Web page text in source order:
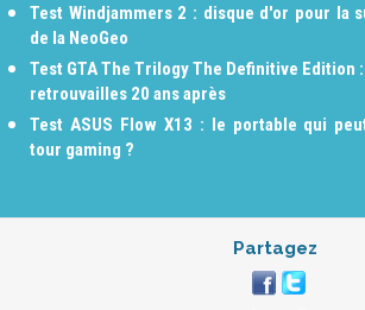
Test Windjammers 2 : disque d'or pour la
de la NeoGeo
Test GTA The Trilogy The Definitive Edition
retrouvailles 20 ans après
Test ASUS Flow X13 : le portable qui
tour gaming ?
Partagez